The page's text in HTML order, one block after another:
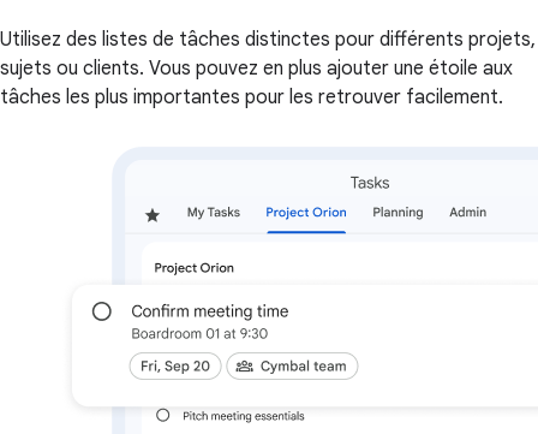
Utilisez des listes de tâches distinctes pour différents projets,
sujets ou clients. Vous pouvez en plus ajouter une étoile aux
tâches les plus importantes pour les retrouver facilement.